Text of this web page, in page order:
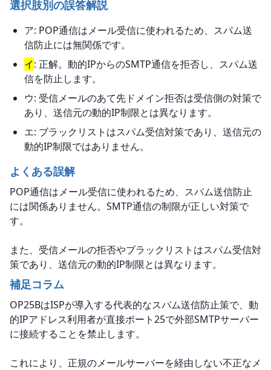
選択肢別の誤答解説
ア: POP通信はメール受信に使われるため、スパム送
信防止には無関係です。
イ: 正解。動的IPからのSMTP通信を拒否し、スパム送
信を防止します。
ウ: 受信メールのあて先ドメイン拒否は受信側の対策で
あり、送信元の動的IP制限とは異なります。
エ: ブラックリストはスパム受信対策であり、送信元の
動的IP制限ではありません。
よくある誤解
POP通信はメール受信に使われるため、スパム送信防止
には関係ありません。SMTP通信の制限が正しい対策で
す。
また、受信メールの拒否やブラックリストはスパム受信対
策であり、送信元の動的IP制限とは異なります。
補足コラム
OP25BはISPが導入する代表的なスパム送信防止策で、動
的IPアドレス利用者が直接ポート25で外部SMTPサーバー
に接続することを禁止します。
これにより、正規のメールサーバーを経由しない不正なメ